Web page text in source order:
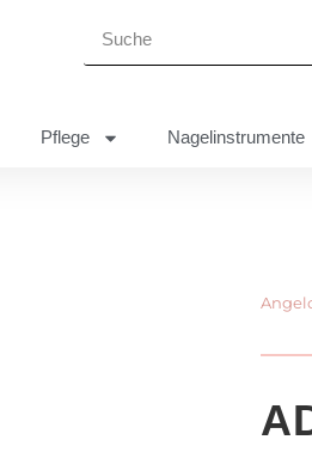
Pflege Nagelinstrumente